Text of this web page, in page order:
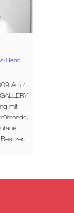
Henri
Am 4.
mit